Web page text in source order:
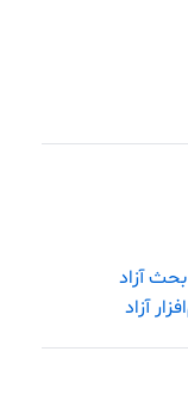
بحث آزاد
آزاد